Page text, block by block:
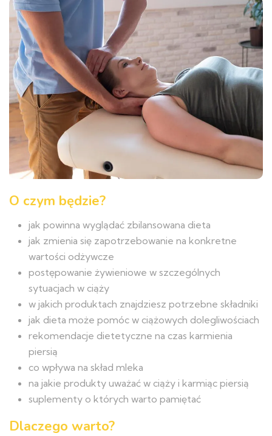
O czym będzie?
jak powinna wyglądać zbilansowana dieta
jak zmienia się zapotrzebowanie na konkretne
wartości odżywcze
postępowanie żywieniowe w szczególnych
sytuacjach w ciąży
w jakich produktach znajdziesz potrzebne składniki
jak dieta może pomóc w ciążowych dolegliwościach
rekomendacje dietetyczne na czas karmienia
piersią
co wpływa na skład mleka
na jakie produkty uważać w ciąży i karmiąc piersią
suplementy o których warto pamiętać
Dlaczego warto?